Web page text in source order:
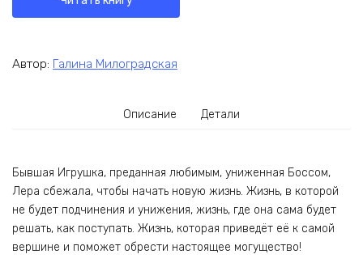
Автор: Галина Милоградская
Описание Детали
Бывшая Игрушка, преданная любимым, униженная Боссом,
Лера сбежала, чтобы начать новую жизнь. Жизнь, в которой
не будет подчинения и унижения, жизнь, где она сама будет
решать, как поступать. Жизнь, которая приведёт её к самой
вершине и поможет обрести настоящее могущество!